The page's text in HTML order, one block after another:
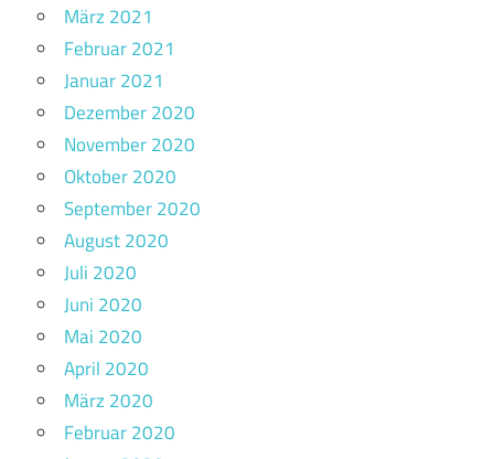
März 2021
Februar 2021
Januar 2021
Dezember 2020
November 2020
Oktober 2020
September 2020
August 2020
Juli 2020
Juni 2020
Mai 2020
April 2020
März 2020
Februar 2020